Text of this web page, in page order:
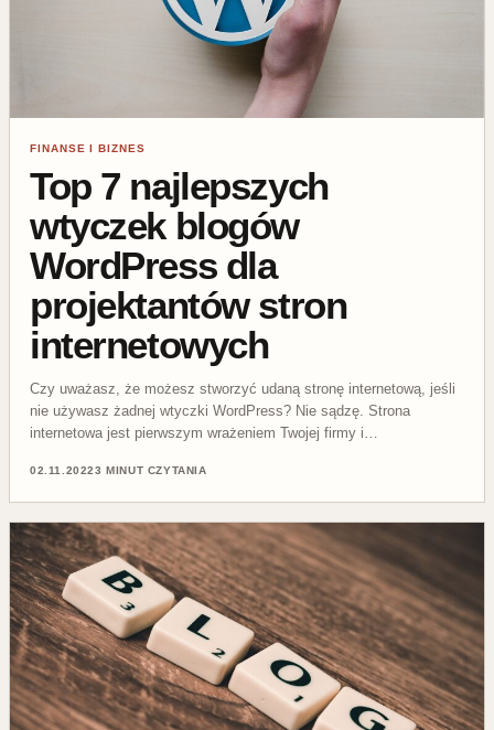
FINANSE I BIZNES
Top 7 najlepszych
wtyczek blogów
WordPress dla
projektantów stron
internetowych
Czy uważasz, że możesz stworzyć udaną stronę internetową, jeśli
nie używasz żadnej wtyczki WordPress? Nie sądzę. Strona
internetowa jest pierwszym wrażeniem Twojej firmy i…
02.11.20223 MINUT CZYTANIA